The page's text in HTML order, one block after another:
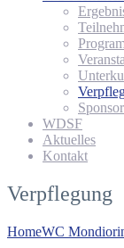
WDSF
Aktuelles
Kontakt
Verpflegung
HomeWC